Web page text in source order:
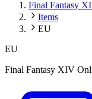
Final Fantasy
Items
EU
EU
Final Fantasy XIV